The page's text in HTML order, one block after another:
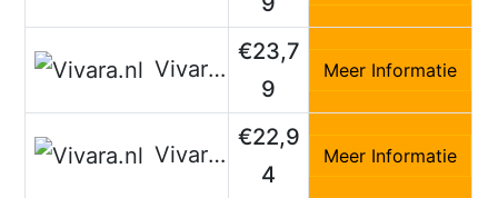
Vivara.nl
€23,7
9
Meer Informatie
Vivara.nl
€22,9
4
Meer Informatie